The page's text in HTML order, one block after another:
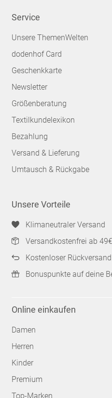
Service
Unsere ThemenWelten
dodenhof Card
Geschenkkarte
Newsletter
Größenberatung
Textilkundelexikon
Bezahlung
Versand & Lieferung
Umtausch & Rückgabe
Unsere Vorteile
Klimaneutraler Versand
Versandkostenfrei ab
Kostenloser Rückversand
Bonuspunkte auf deine
Online einkaufen
Damen
Herren
Kinder
Premium
Top-Marken